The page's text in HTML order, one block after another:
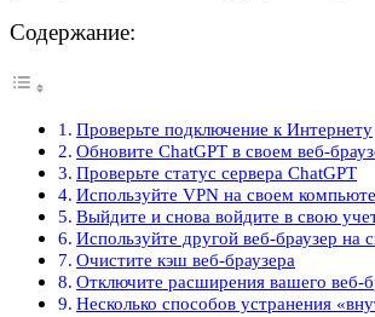
Содержание:
Проверьте подключение к Интернету
Обновите ChatGPT в своем веб-
Проверьте статус сервера ChatGPT
Используйте VPN на своем
Выйдите и снова войдите в свою
Используйте другой веб-браузер на
Очистите кэш веб-браузера
Отключите расширения вашего веб-
Несколько способов устранения